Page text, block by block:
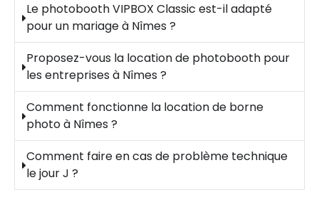
Le photobooth VIPBOX Classic est-il adapté
pour un mariage à Nîmes ?
Proposez-vous la location de photobooth pour
les entreprises à Nîmes ?
Comment fonctionne la location de borne
photo à Nîmes ?
Comment faire en cas de problème technique
le jour J ?